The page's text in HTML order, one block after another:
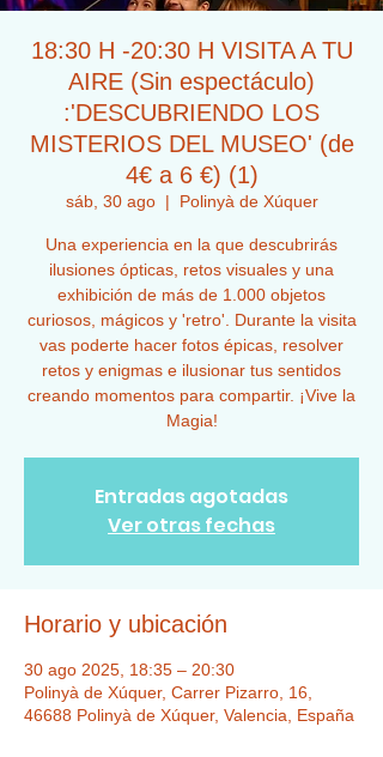
18:30 H -20:30 H VISITA A TU
AIRE (Sin espectáculo)
:'DESCUBRIENDO LOS
MISTERIOS DEL MUSEO' (de
4€ a 6 €) (1)
sáb, 30 ago
  |
Polinyà de Xúquer
Una experiencia en la que descubrirás
ilusiones ópticas, retos visuales y una
exhibición de más de 1.000 objetos
curiosos, mágicos y 'retro'. Durante la visita
vas poderte hacer fotos épicas, resolver
retos y enigmas e ilusionar tus sentidos
creando momentos para compartir. ¡Vive la
Magia!
Entradas agotadas
Ver otras fechas
Horario y ubicación
30 ago 2025, 18:35 – 20:30
Polinyà de Xúquer, Carrer Pizarro, 16,
46688 Polinyà de Xúquer, Valencia, España